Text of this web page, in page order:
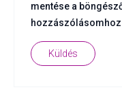
mentése a